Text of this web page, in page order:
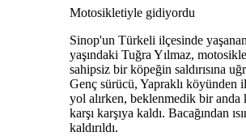
Motosikletiyle gidiyordu
Sinop'un Türkeli ilçesinde
yaşındaki Tuğra Yılmaz,
sahipsiz bir köpeğin saldırısına
Genç sürücü, Yapraklı köyünden
yol alırken, beklenmedik bir anda
karşı karşıya kaldı. Bacağından
kaldırıldı.